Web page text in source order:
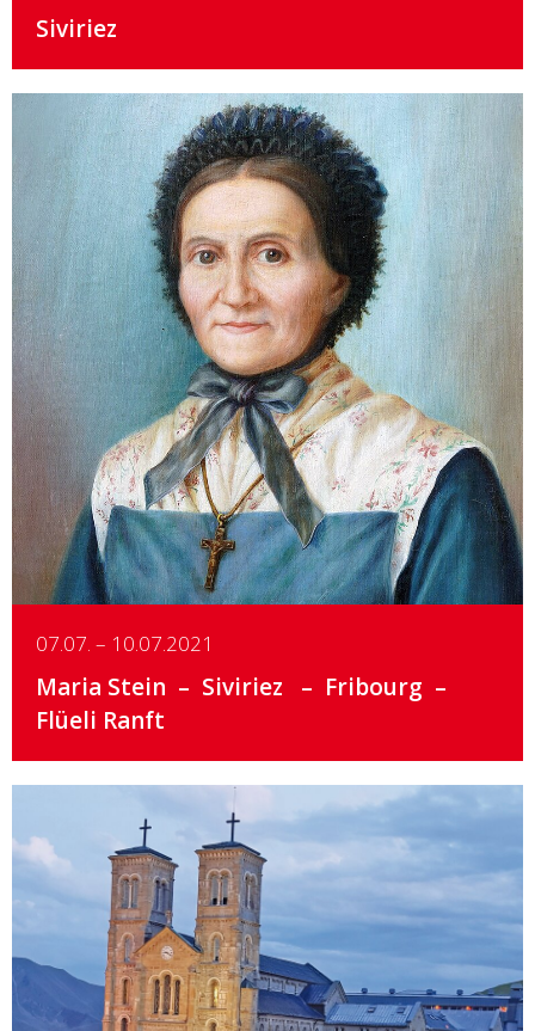
Siviriez
07.07. – 10.07.2021
Maria Stein Siviriez
Fribourg
Flüeli Ranft
Details